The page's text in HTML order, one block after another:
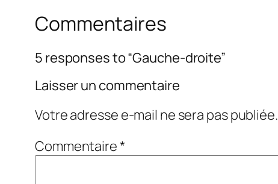
Commentaires
5 responses to “Gauche-droite”
Laisser un commentaire
Votre adresse e-mail ne sera pas publiée.
Commentaire*